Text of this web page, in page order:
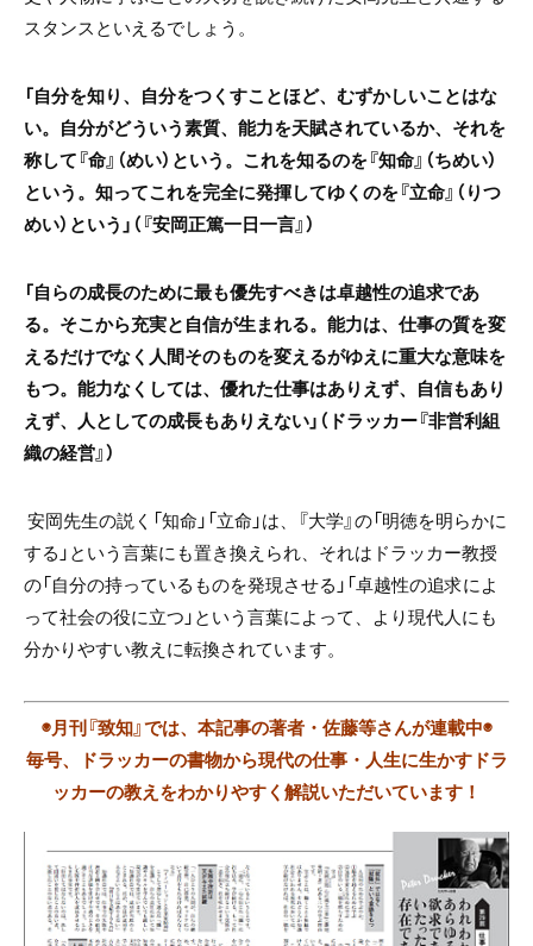
スタンスといえるでしょう。
「自分を知り、自分をつくすことほど、むずかしいことはな
い。自分がどういう素質、能力を天賦されているか、それを
称して『命』（めい）という。これを知るのを『知命』（ちめい）
という。知ってこれを完全に発揮してゆくのを『立命』（りつ
めい）という」（『安岡正篤一日一言』）
「自らの成長のために最も優先すべきは卓越性の追求であ
る。そこから充実と自信が生まれる。能力は、仕事の質を変
えるだけでなく人間そのものを変えるがゆえに重大な意味を
もつ。能力なくしては、優れた仕事はありえず、自信もあり
えず、人としての成長もありえない」（ドラッカー『非営利組
織の経営』）
安岡先生の説く「知命」「立命」は、『大学』の「明徳を明らかに
する」という言葉にも置き換えられ、それはドラッカー教授
の「自分の持っているものを発現させる」「卓越性の追求によ
って社会の役に立つ」という言葉によって、より現代人にも
分かりやすい教えに転換されています。
◉月刊『致知』では、本記事の著者・佐藤等さんが連載中◉
毎号、ドラッカーの書物から現代の仕事・人生に生かすドラ
ッカーの教えをわかりやすく解説いただいています！